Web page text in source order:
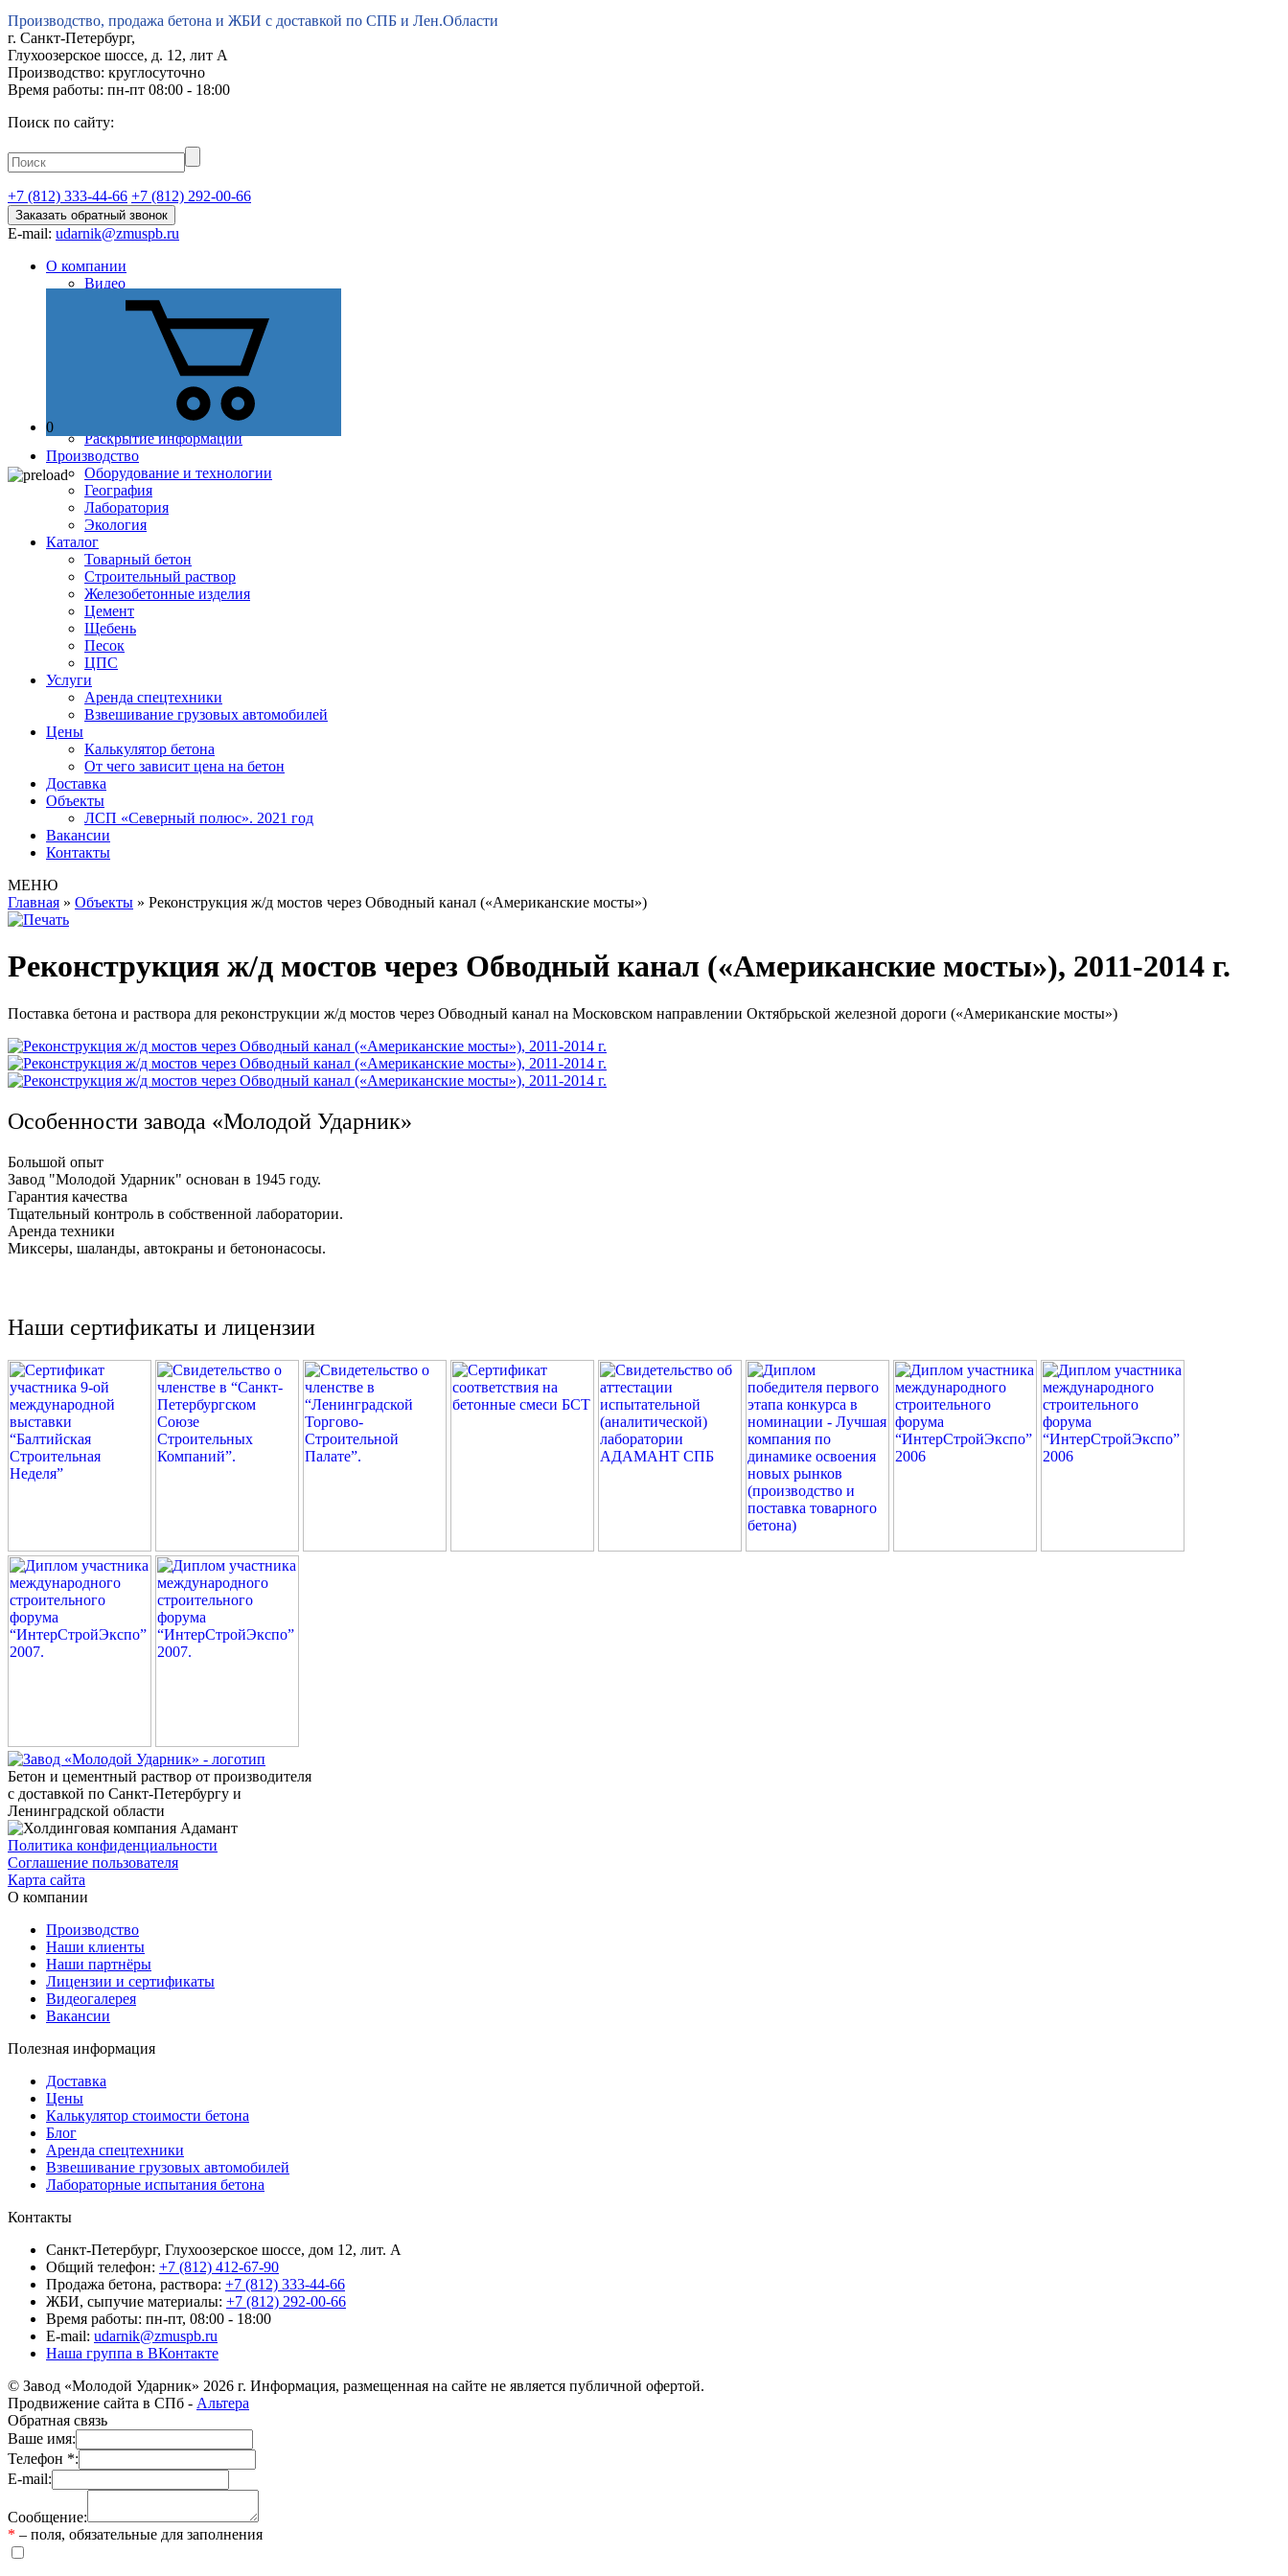
Производство, продажа бетона и ЖБИ с доставкой по СПБ и Лен.Области
г. Санкт-Петербург,
Глухоозерское шоссе, д. 12, лит А
Производство: круглосуточно
Время работы: пн-пт 08:00 - 18:00
Поиск по сайту:
+7 (812) 333-44-66 +7 (812) 292-00-66
Заказать обратный звонок
E-mail: udarnik@zmuspb.ru
О компании
Видео
История
Сертификаты и лицензии
Наши преимущества
Раскрытие информации
Производство
Оборудование и технологии
География
Лаборатория
Экология
Каталог
Товарный бетон
Строительный раствор
Железобетонные изделия
Цемент
Щебень
Песок
ЦПС
Услуги
Аренда спецтехники
Взвешивание грузовых автомобилей
Цены
Калькулятор бетона
От чего зависит цена на бетон
Доставка
Объекты
ЛСП «Северный полюс». 2021 год
Вакансии
Контакты
МЕНЮ
Главная » Объекты » Реконструкция ж/д мостов через Обводный канал («Американские мосты»)
Реконструкция ж/д мостов через Обводный канал («Американские мосты»), 2011-2014 г.
Поставка бетона и раствора для реконструкции ж/д мостов через Обводный канал на Московском направлении Октябрьской железной дороги («Американские мосты»)
Особенности завода «Молодой Ударник»
Большой опыт
Завод "Молодой Ударник" основан в 1945 году.
Гарантия качества
Тщательный контроль в собственной лаборатории.
Аренда техники
Миксеры, шаланды, автокраны и бетононасосы.
Наши сертификаты и лицензии
Бетон и цементный раствор от производителя
с доставкой по Санкт-Петербургу и
Ленинградской области
Политика конфиденциальности
Соглашение пользователя
Карта сайта
О компании
Производство
Наши клиенты
Наши партнёры
Лицензии и сертификаты
Видеогалерея
Вакансии
Полезная информация
Доставка
Цены
Калькулятор стоимости бетона
Блог
Аренда спецтехники
Взвешивание грузовых автомобилей
Лабораторные испытания бетона
Контакты
Санкт-Петербург, Глухоозерское шоссе, дом 12, лит. А
Общий телефон: +7 (812) 412-67-90
Продажа бетона, раствора: +7 (812) 333-44-66
ЖБИ, сыпучие материалы: +7 (812) 292-00-66
Время работы: пн-пт, 08:00 - 18:00
E-mail: udarnik@zmuspb.ru
Наша группа в ВКонтакте
© Завод «Молодой Ударник» 2026 г. Информация, размещенная на сайте не является публичной офертой.
Продвижение сайта в СПб - Альтера
Обратная связь
Ваше имя:
Телефон *:
E-mail:
Сообщение:
* – поля, обязательные для заполнения
0